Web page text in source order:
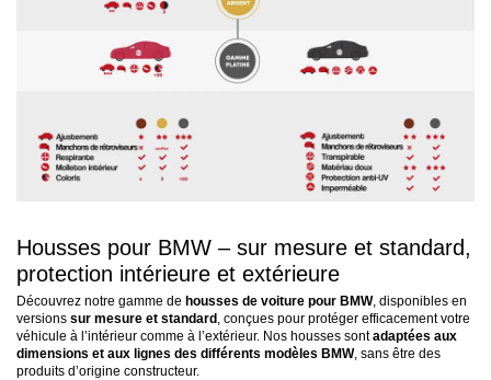
Housses pour BMW – sur mesure et standard,
protection intérieure et extérieure
Découvrez notre gamme de housses de voiture pour BMW, disponibles en
versions sur mesure et standard , conçues pour protéger efficacement votre
véhicule à l’intérieur comme à l’extérieur. Nos housses sontadaptées aux
dimensions et aux lignes des différents modèles BMW, sans être des
produits d’origine constructeur.